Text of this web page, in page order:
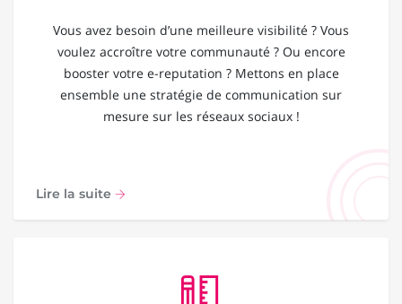
Vous avez besoin d’une meilleure visibilité ? Vous
voulez accroître votre communauté ? Ou encore
booster votre e-reputation ? Mettons en place
ensemble une stratégie de communication sur
mesure sur les réseaux sociaux !
Lire la suite